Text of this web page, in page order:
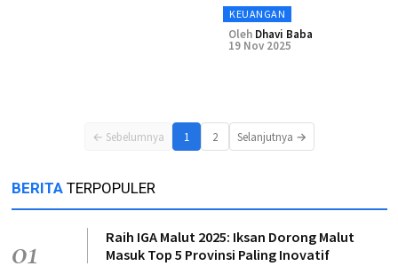
KEUANGAN
Oleh Dhavi Baba
19 Nov 2025
← Sebelumnya 1 2 Selanjutnya →
BERITA TERPOPULER
01
Raih IGA Malut 2025: Iksan Dorong Malut
Masuk Top 5 Provinsi Paling Inovatif